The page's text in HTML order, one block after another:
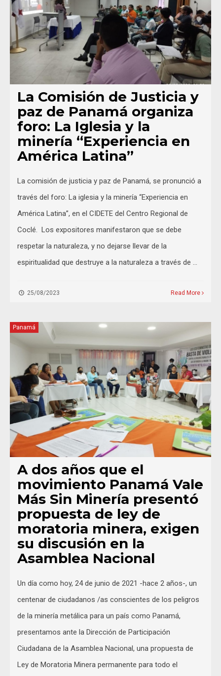
La Comisión de Justicia y
paz de Panamá organiza
foro: La Iglesia y la
minería “Experiencia en
América Latina”
La comisión de justicia y paz de Panamá, se pronunció a
través del foro: La iglesia y la minería “Experiencia en
América Latina”, en el CIDETE del Centro Regional de
Coclé. Los expositores manifestaron que se debe
respetar la naturaleza, y no dejarse llevar de la
espiritualidad que destruye a la naturaleza a través de …
25/08/2023 Read More
Panamá
A dos años que el
movimiento Panamá Vale
Más Sin Minería presentó
propuesta de ley de
moratoria minera, exigen
su discusión en la
Asamblea Nacional
Un día como hoy, 24 de junio de 2021 -hace 2 años-, un
centenar de ciudadanos /as conscientes de los peligros
de la minería metálica para un país como Panamá,
presentamos ante la Dirección de Participación
Ciudadana de la Asamblea Nacional, una propuesta de
Ley de Moratoria Minera permanente para todo el